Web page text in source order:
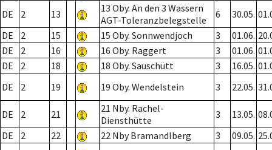
DE
2 13
13 Oby. An den 3 Wassern
AGT-Toleranzbelegstelle
6 30.05.
DE
2 15 15 Oby. Sonnwendjoch 3 01.06.
DE
2 16 16 Oby. Raggert 3 01.06.
DE
2 18 18 Oby. Sauschütt 3 16.05.
DE
2 19 19 Oby. Wendelstein 3 22.05.
DE 2 21
21 Nby. Rachel-
Diensthütte
3 13.05.
DE
2 22 22 Nby Bramandlberg 3 09.05.